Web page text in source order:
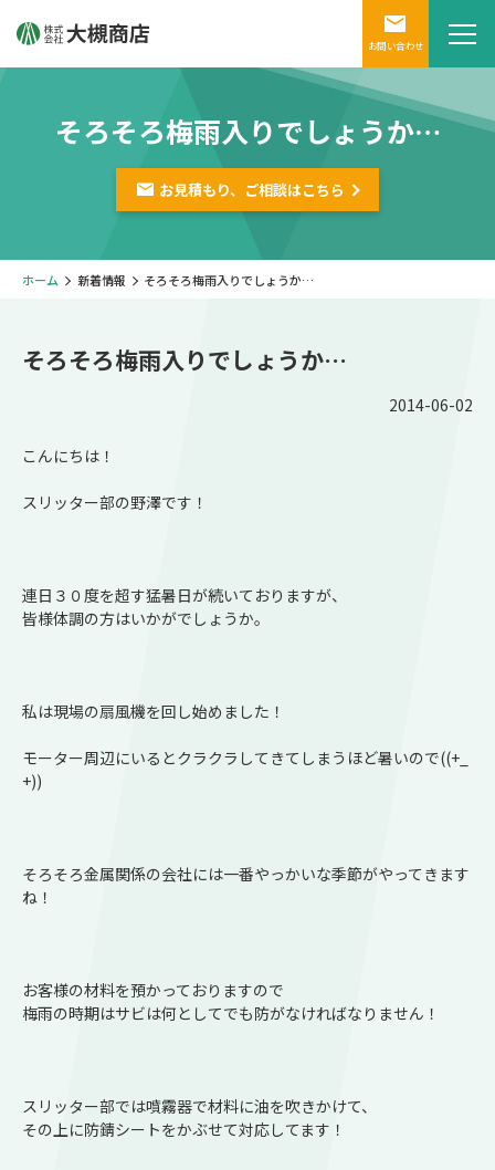
お問い合わせ
そろそろ梅雨入りでしょうか…
お見積もり、ご相談はこちら
ホーム 新着情報 そろそろ梅雨入りでしょうか…
そろそろ梅雨入りでしょうか…
2014-06-02
こんにちは！
スリッター部の野澤です！
連日３０度を超す猛暑日が続いておりますが、
皆様体調の方はいかがでしょうか。
私は現場の扇風機を回し始めました！
モーター周辺にいるとクラクラしてきてしまうほど暑いので((+_
+))
そろそろ金属関係の会社には一番やっかいな季節がやってきます
ね！
お客様の材料を預かっておりますので
梅雨の時期はサビは何としてでも防がなければなりません！
スリッター部では噴霧器で材料に油を吹きかけて、
その上に防錆シートをかぶせて対応してます！